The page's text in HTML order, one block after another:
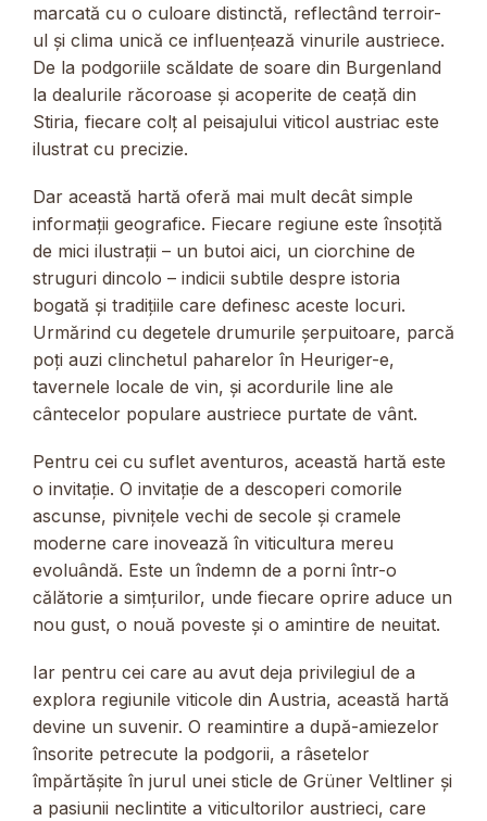
marcată cu o culoare distinctă, reflectând terroir-
ul și clima unică ce influențează vinurile austriece.
De la podgoriile scăldate de soare din Burgenland
la dealurile răcoroase și acoperite de ceață din
Stiria, fiecare colț al peisajului viticol austriac este
ilustrat cu precizie.
Dar această hartă oferă mai mult decât simple
informații geografice. Fiecare regiune este însoțită
de mici ilustrații – un butoi aici, un ciorchine de
struguri dincolo – indicii subtile despre istoria
bogată și tradițiile care definesc aceste locuri.
Urmărind cu degetele drumurile șerpuitoare, parcă
poți auzi clinchetul paharelor în Heuriger-e,
tavernele locale de vin, și acordurile line ale
cântecelor populare austriece purtate de vânt.
Pentru cei cu suflet aventuros, această hartă este
o invitație. O invitație de a descoperi comorile
ascunse, pivnițele vechi de secole și cramele
moderne care inovează în viticultura mereu
evoluândă. Este un îndemn de a porni într-o
călătorie a simțurilor, unde fiecare oprire aduce un
nou gust, o nouă poveste și o amintire de neuitat.
Iar pentru cei care au avut deja privilegiul de a
explora regiunile viticole din Austria, această hartă
devine un suvenir. O reamintire a după-amiezelor
însorite petrecute la podgorii, a râsetelor
împărtășite în jurul unei sticle de Grüner Veltliner și
a pasiunii neclintite a viticultorilor austrieci, care